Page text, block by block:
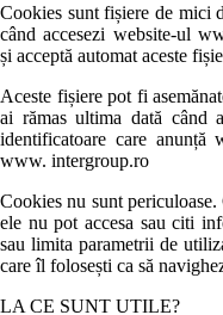
Cookies sunt fișiere de mici
când accesezi website-ul
și acceptă automat aceste
Aceste fișiere pot fi
ai rămas ultima dată când
identificatoare care anunță
www. intergroup.ro
Cookies nu sunt
ele nu pot accesa sau citi
sau limita parametrii de
care îl folosești ca să
LA CE SUNT UTILE?